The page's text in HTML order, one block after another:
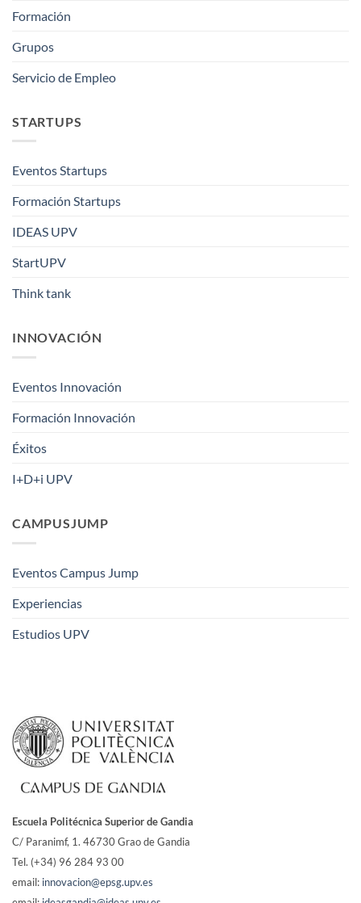
Formación
Grupos
Servicio de Empleo
STARTUPS
Eventos Startups
Formación Startups
IDEAS UPV
StartUPV
Think tank
INNOVACIÓN
Eventos Innovación
Formación Innovación
Éxitos
I+D+i UPV
CAMPUSJUMP
Eventos Campus Jump
Experiencias
Estudios UPV
Escuela Politécnica Superior de Gandia
C/ Paranimf, 1. 46730 Grao de Gandia
Tel. (+34) 96 284 93 00
email: innovacion@epsg.upv.es